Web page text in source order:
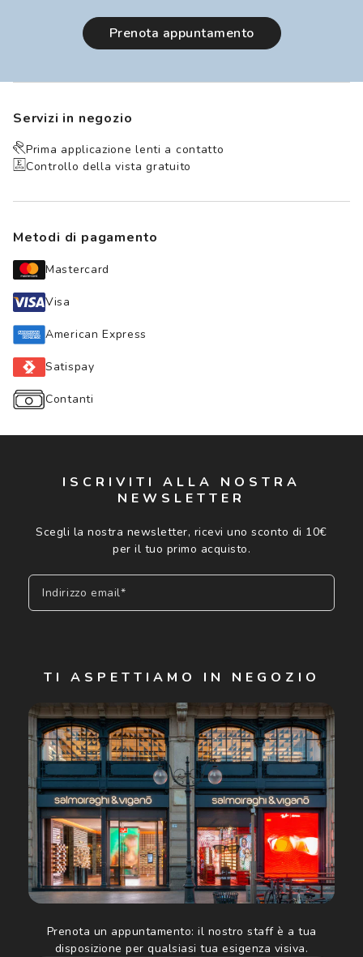
prenota appuntamento
Servizi in negozio
Prima applicazione lenti a contatto
Controllo della vista gratuito
Metodi di pagamento
Mastercard
Satispay
Visa
Contanti
American Express
ISCRIVITI ALLA NOSTRA
NEWSLETTER
Scegli la nostra newsletter, ricevi uno sconto di 10€
per il tuo primo acquisto.
Indirizzo email*
Cliccando su "Iscriviti", confermo di avere più di 16 anni e
acconsento all'utilizzo dei miei Dati Personali da parte di
Luxottica Group S.p.A. per l'invio di offerte speciali, novità
ed altre comunicazioni di carattere pubblicitario (consultare
Informativa sulla privacyper ulteriori informazioni).
TI ASPETTIAMO IN NEGOZIO
Prenota un appuntamento: il nostro staff è a tua
disposizione per qualsiasi tua esigenza visiva.